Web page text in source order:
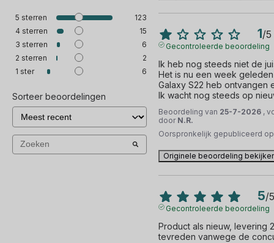
5 sterren
123
4 sterren
15
3 sterren
6
2 sterren
2
1 ster 6
Sorteer beoordelingen
1/5
Gecontroleerde beoordeling
Ik heb nog steeds niet de
Het is nu een week
Galaxy S22 heb ontvangen
Ik wacht nog steeds op
Beoordeling van 25-7-2026 ,
door N.R.
Oorspronkelijk gepubliceerd
Originele beoordeling
5/5
Gecontroleerde beoordeling
Product als nieuw, levering
tevreden vanwege de